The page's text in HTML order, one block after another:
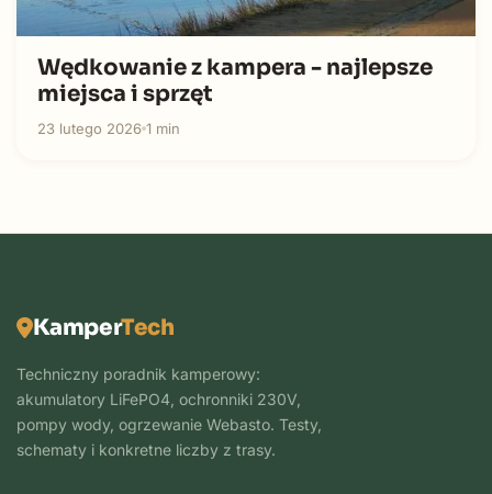
Wędkowanie z kampera - najlepsze
miejsca i sprzęt
23 lutego 2026 1 min
KamperTech
Techniczny poradnik kamperowy:
akumulatory LiFePO4, ochronniki 230V,
pompy wody, ogrzewanie Webasto. Testy,
schematy i konkretne liczby z trasy.